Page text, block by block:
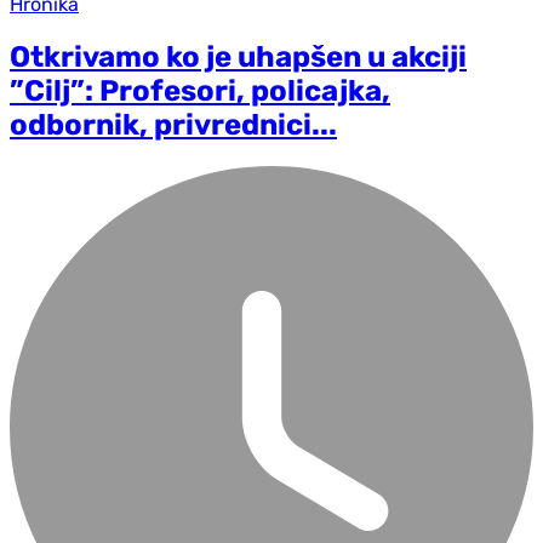
Otkrivamo ko je uhapšen u akciji
”Cilj”: Profesori, policajka,
odbornik, privrednici...